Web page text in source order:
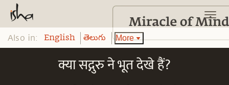
क्या सद्गुरु ने भूत देखे हैं?
Also in: English తెలుగు More